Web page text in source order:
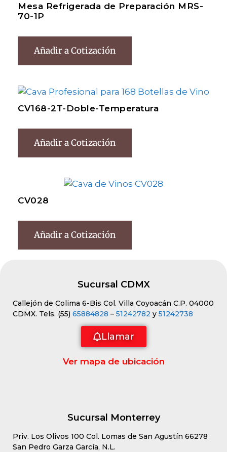
Mesa Refrigerada de Preparación MRS-
70-1P
Añadir a Cotización
CV168-2T-Doble-Temperatura
Añadir a Cotización
CV028
Añadir a Cotización
Sucursal CDMX
Callejón de Colima 6-Bis Col. Villa Coyoacán C.P. 04000
CDMX. Tels. (55) 65884828 – 51242782 y 51242738
Llamar
Ver mapa de ubicación
Sucursal Monterrey
Priv. Los Olivos 100 Col. Lomas de San Agustín 66278
San Pedro Garza García, N.L.